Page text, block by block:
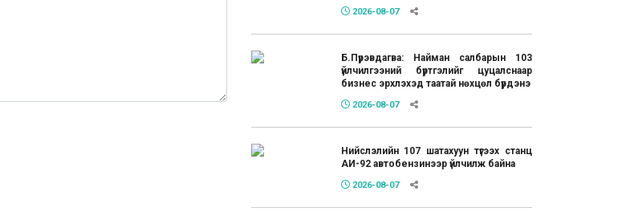
2026-08-07
Б.Пүрэвдагва: Найман салбарын 103
үйлчилгээний бүртгэлийг цуцалснаар
бизнес эрхлэхэд таатай нөхцөл бүрдэнэ
2026-08-07
Нийслэлийн 107 шатахуун түгээх станц
АИ-92 автобензинээр үйлчилж байна
2026-08-07